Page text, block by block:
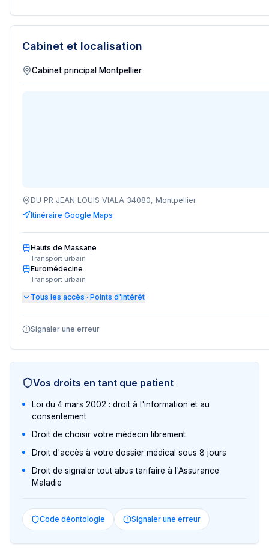
Cabinet et localisation
DU PR JEAN LOUIS VIALA 34080, Montpellier
Itinéraire Google Maps
Hauts de Massane
Transport urbain
Euromédecine
Transport urbain
Tous les accès · Points d'intérêt
Signaler une erreur
Vos droits en tant que patient
Loi du 4 mars 2002 : droit à l'information et au
consentement
Droit de choisir votre médecin librement
Droit d'accès à votre dossier médical sous 8 jours
Droit de signaler tout abus tarifaire à l'Assurance
Maladie
Code déontologie Signaler une erreur